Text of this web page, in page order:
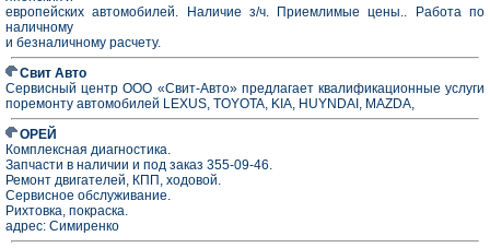
европейских автомобилей. Наличие з/ч. Приемлимые цены.. Работа по
наличному
и безналичному расчету.
Свит Авто
Cервисный центр ООО «Свит-Авто» предлагает квалификационные услуги
поремонту автомобилей LEXUS, TOYOTA, KIA, HUYNDAI, MAZDA,
ОРЕЙ
Комплексная диагностика.
Запчасти в наличии и под заказ 355-09-46.
Ремонт двигателей, КПП, ходовой.
Сервисное обслуживание.
Рихтовка, покраска.
адрес: Симиренко